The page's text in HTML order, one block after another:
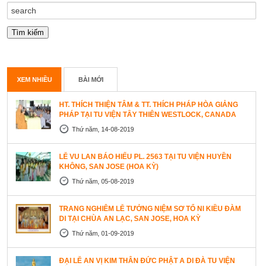
XEM NHIỀU BÀI MỚI
HT. THÍCH THIỆN TÂM & TT. THÍCH PHÁP HÒA GIẢNG
PHÁP TẠI TU VIỆN TÂY THIÊN WESTLOCK, CANADA
Thứ năm, 14-08-2019
LỄ VU LAN BÁO HIẾU PL. 2563 TẠI TU VIỆN HUYỀN
KHÔNG, SAN JOSE (HOA KỲ)
Thứ năm, 05-08-2019
TRANG NGHIÊM LỄ TƯỞNG NIỆM SƠ TỔ NI KIỀU ĐÀM
DI TẠI CHÙA AN LẠC, SAN JOSE, HOA KỲ
Thứ năm, 01-09-2019
ĐẠI LỄ AN VỊ KIM THÂN ĐỨC PHẬT A DI ĐÀ TU VIỆN